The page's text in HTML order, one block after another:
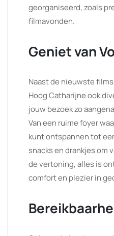
georganiseerd, zoals
filmavonden.
Geniet van
Naast de nieuwste
Hoog Catharijne ook
jouw bezoek zo
Van een ruime foyer
kunt ontspannen tot
snacks en drankjes om
de vertoning, alles is
comfort en plezier in